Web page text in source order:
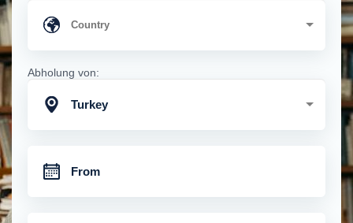
Abholung von:
Turkey